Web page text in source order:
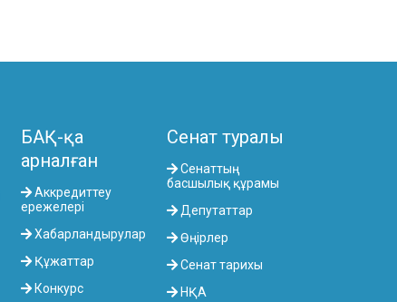
БАҚ-қа
арналған
Аккредиттеу
ережелері
Хабарландырулар
Құжаттар
Конкурс
Сенат туралы
Сенаттың
басшылық құрамы
Депутаттар
Өңірлер
Сенат тарихы
НҚА